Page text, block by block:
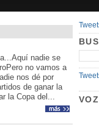
nadie se
no vamos a
nos dé por
de ganar la
la Copa del...